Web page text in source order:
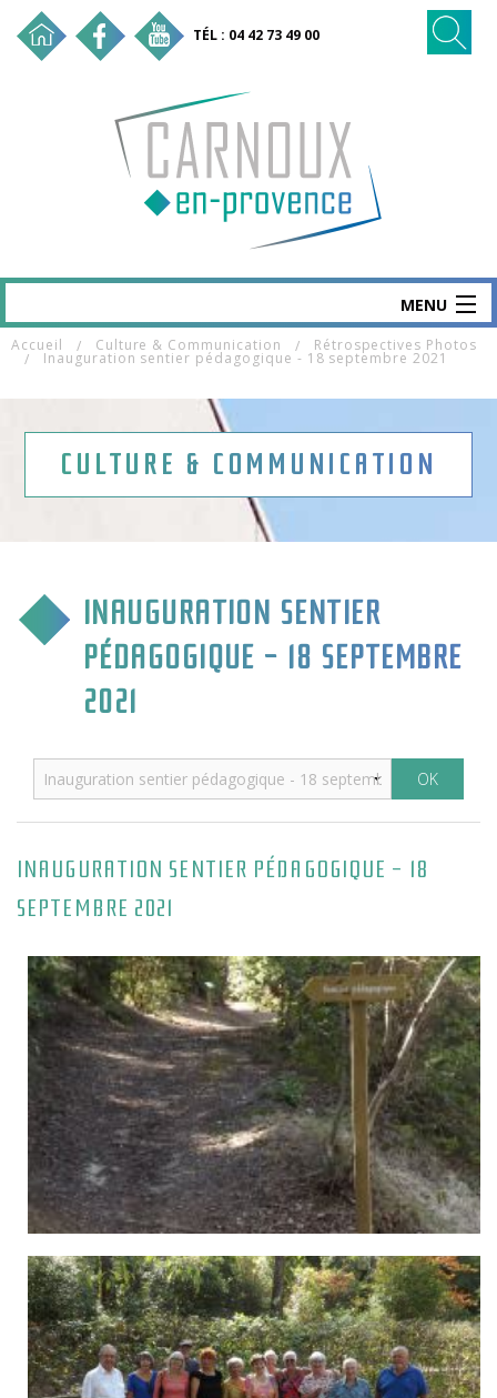
TÉL : 04 42 73 49 00
MENU
CARNOUX
MAIRIE & SERVICES
CULTURE & COMMUNICATION
VIE ASSOCIATIVE
TOURISME & TRANSPORT
ENVIRONNEMENT & QUALITÉ
Accueil Culture & Communication Rétrospectives Photos
Inauguration sentier pédagogique - 18 septembre 2021
CULTURE & COMMUNICATION
INAUGURATION SENTIER
PÉDAGOGIQUE - 18 SEPTEMBRE
2021
INAUGURATION SENTIER PÉDAGOGIQUE - 18
SEPTEMBRE 2021